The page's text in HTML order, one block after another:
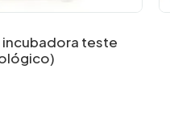
incubadora teste